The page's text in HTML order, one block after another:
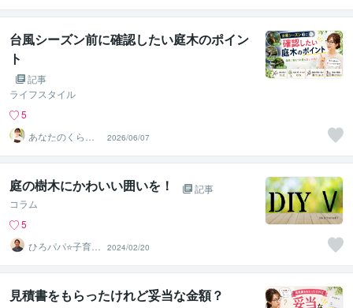
台風シーズン前に確認したい庭木のポイン
ト
記事
ライフスタイル
5
あなたのくらし
の相談室
2026/06/07
庭の樹木にかわいい囲いを！
記事
コラム
5
ひろパパ⭐️子育て
の愛伝えるカウ
ンセラー
2024/02/20
見積書をもらったけれど妥当な金額？